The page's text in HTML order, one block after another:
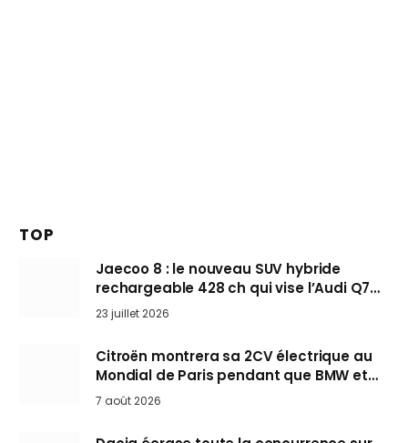
TOP
Jaecoo 8 : le nouveau SUV hybride
rechargeable 428 ch qui vise l’Audi Q7
arrive en Europe cet automne
23 juillet 2026
Citroën montrera sa 2CV électrique au
Mondial de Paris pendant que BMW et
Mini désertent le salon
7 août 2026